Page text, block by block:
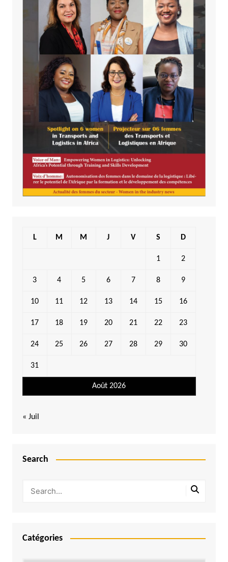
Août 2026
L M M J V S D
1 2
3 4 5 6 7 8 9
10 11 12 13 14 15 16
17 18 19 20 21 22 23
24 25 26 27 28 29 30
31
« Juil
Search
Catégories